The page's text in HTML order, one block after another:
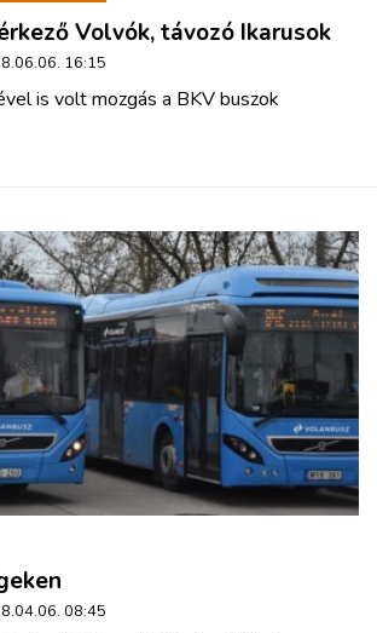
Volvók, távozó Ikarusok
16:15
is volt mozgás a BKV buszok
08:45